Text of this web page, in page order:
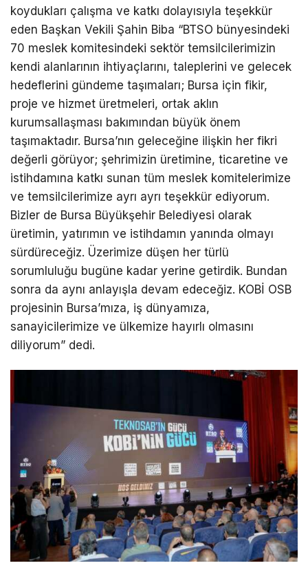
koydukları çalışma ve katkı dolayısıyla teşekkür
eden Başkan Vekili Şahin Biba “BTSO bünyesindeki
70 meslek komitesindeki sektör temsilcilerimizin
kendi alanlarının ihtiyaçlarını, taleplerini ve gelecek
hedeflerini gündeme taşımaları; Bursa için fikir,
proje ve hizmet üretmeleri, ortak aklın
kurumsallaşması bakımından büyük önem
taşımaktadır. Bursa’nın geleceğine ilişkin her fikri
değerli görüyor; şehrimizin üretimine, ticaretine ve
istihdamına katkı sunan tüm meslek komitelerimize
ve temsilcilerimize ayrı ayrı teşekkür ediyorum.
Bizler de Bursa Büyükşehir Belediyesi olarak
üretimin, yatırımın ve istihdamın yanında olmayı
sürdüreceğiz. Üzerimize düşen her türlü
sorumluluğu bugüne kadar yerine getirdik. Bundan
sonra da aynı anlayışla devam edeceğiz. KOBİ OSB
projesinin Bursa’mıza, iş dünyamıza,
sanayicilerimize ve ülkemize hayırlı olmasını
diliyorum” dedi.